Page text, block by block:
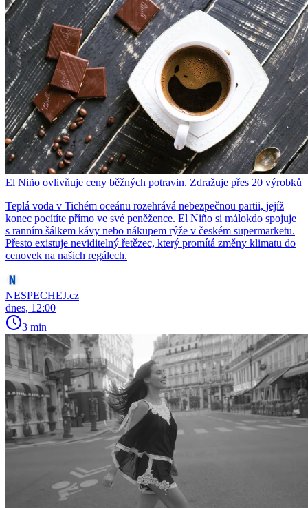
El Niño ovlivňuje ceny běžných potravin. Zdražuje přes 20 výrobků
Teplá voda v Tichém oceánu rozehrává nebezpečnou partii, jejíž
konec pocítíte přímo ve své peněžence. El Niño si málokdo spojuje
s ranním šálkem kávy nebo nákupem rýže v českém supermarketu.
Přesto existuje neviditelný řetězec, který promítá změny klimatu do
cenovek na našich regálech.
NESPECHEJ.cz
dnes, 12:00
3 min